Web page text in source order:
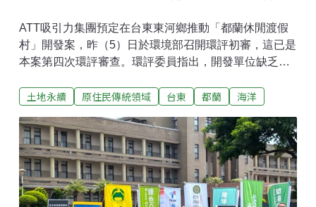
ATT吸引力集團預定在台東東河鄉推動「都蘭休閒渡假
村」開發案，昨（5）日於環境部召開環評初審，這已是
本案第四次環評審查。環評委員指出，開發單位缺乏有
案小組最終要求補正再審。地方盼就業、族人憂架空 民
河鄉都蘭休閒渡假村開發計畫」第四次初審會議，本案
計畫於台東縣東河鄉設置休閒渡假村，基地面積約6.88
公頃，位於東部海岸國家風景區，緊鄰加母子灣與新橋
遺址、奇觀遺址與五線IV遺址。渡假村包含七棟6層樓的
大樓及18棟豪華別墅，預計引進約520名遊客。都蘭
土地永續 原住民傳統領域 台東 都蘭 海洋